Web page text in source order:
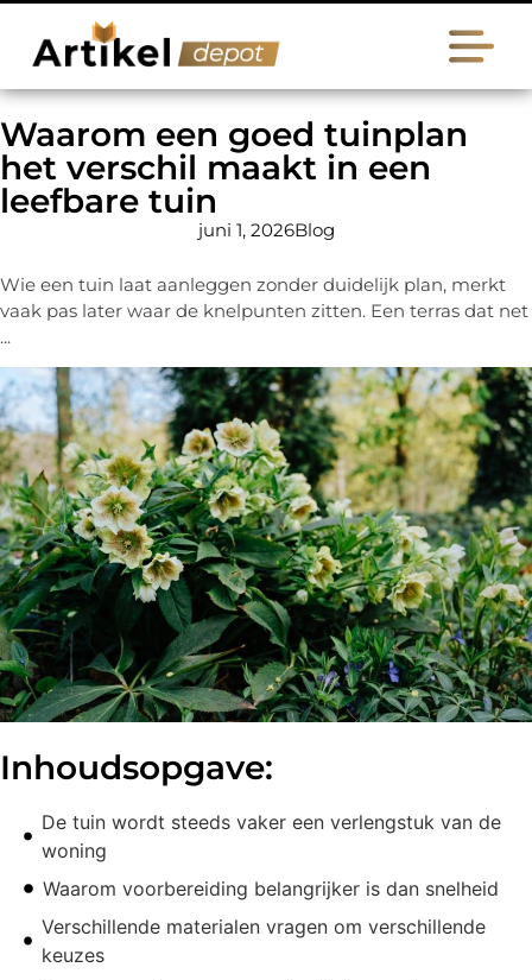
Waarom een goed tuinplan
het verschil maakt in een
leefbare tuin
juni 1, 2026Blog
Wie een tuin laat aanleggen zonder duidelijk plan, merkt
vaak pas later waar de knelpunten zitten. Een terras dat net
...
Inhoudsopgave:
De tuin wordt steeds vaker een verlengstuk van de
woning
Waarom voorbereiding belangrijker is dan snelheid
Verschillende materialen vragen om verschillende
keuzes